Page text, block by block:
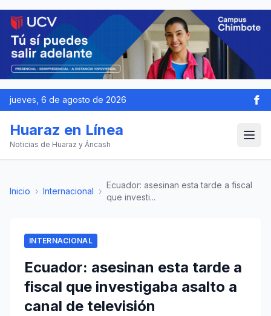
jueves, 6 de agosto de 2026
Huaraz en Línea
Noticias de Huaraz y Áncash
Inicio › Internacional ›
Ecuador: asesinan esta tarde a fiscal
que investi...
INTERNACIONAL
Ecuador: asesinan esta tarde a
fiscal que investigaba asalto a
canal de televisión